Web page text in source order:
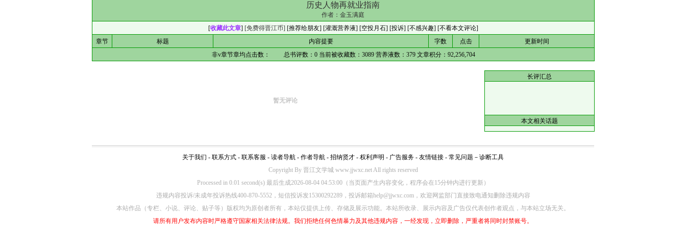
历史人物再就业指南
作者：金玉满庭
[收藏此文章] [免费得晋江币] [推荐给朋友] [灌溉营养液] [空投月石] [投诉] [不感兴趣] [不看本文评论]
章节
标题 内容提要 字数 点击
更新时间
非v章节章均点击数：
总书评数： 0当前被收藏数： 3089营养液数： 379文章积分： 92,256,704
暂无评论
长评汇总
本文相关话题
关于我们 - 联系方式 - 联系客服 - 读者导航 - 作者导航 - 招纳贤才 - 权利声明 - 广告服务 - 友情链接 - 常见问题 － 诊断工具
Copyright By 晋江文学城 www.jjwxc.net All rights reserved
Processed in 0.01 second(s) 最后生成2026-08-04 04:53:00（当页面产生内容变化，程序会在15分钟内进行更新）
违规内容投诉/未成年投诉热线400-870-5552，短信投诉发15300292289，投诉邮箱help@jjwxc.com，欢迎网监部门直接致电通知删除违规内容
本站作品（专栏、小说、评论、贴子等）版权均为原创者所有，本站仅提供上传、存储及展示功能。本站所收录、展示内容及广告仅代表创作者观点，与本站立场无关。
请所有用户发布内容时严格遵守国家相关法律法规。我们拒绝任何色情暴力及其他违规内容，一经发现，立即删除，严重者将同时封禁账号。